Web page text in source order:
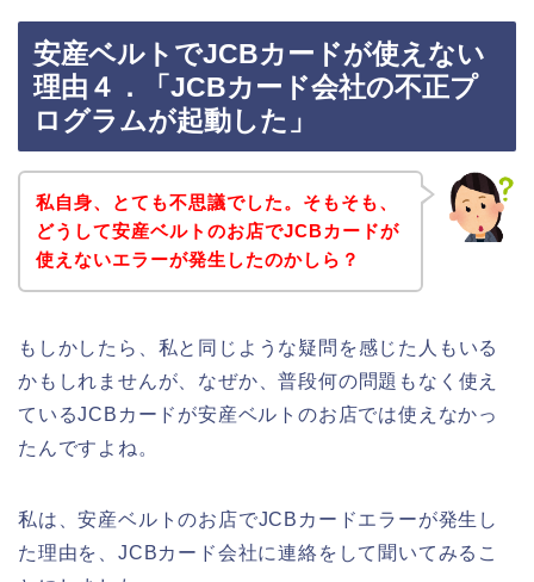
安産ベルトでJCBカードが使えない
理由４．「JCBカード会社の不正プ
ログラムが起動した」
私自身、とても不思議でした。そもそも、
どうして安産ベルトのお店でJCBカードが
使えないエラーが発生したのかしら？
もしかしたら、私と同じような疑問を感じた人もいる
かもしれませんが、なぜか、普段何の問題もなく使え
ているJCBカードが安産ベルトのお店では使えなかっ
たんですよね。
私は、安産ベルトのお店でJCBカードエラーが発生し
た理由を、JCBカード会社に連絡をして聞いてみるこ